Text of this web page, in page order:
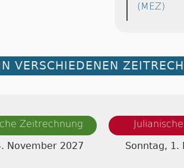
(MEZ)
VERSCHIEDENEN
Zeitrechnung
November 2027
Sonntag, 1.